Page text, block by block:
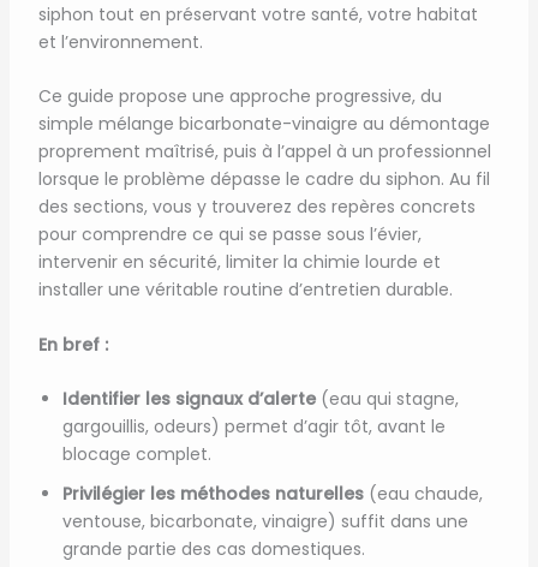
siphon tout en préservant votre santé, votre habitat
et l’environnement.
Ce guide propose une approche progressive, du
simple mélange bicarbonate-vinaigre au démontage
proprement maîtrisé, puis à l’appel à un professionnel
lorsque le problème dépasse le cadre du siphon. Au fil
des sections, vous y trouverez des repères concrets
pour comprendre ce qui se passe sous l’évier,
intervenir en sécurité, limiter la chimie lourde et
installer une véritable routine d’entretien durable.
En bref :
Identifier les signaux d’alerte(eau qui stagne,
gargouillis, odeurs) permet d’agir tôt, avant le
blocage complet.
Privilégier les méthodes naturelles(eau chaude,
ventouse, bicarbonate, vinaigre) suffit dans une
grande partie des cas domestiques.